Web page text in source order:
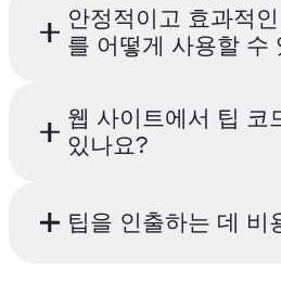
네, Cwallet은
래 수수료도 부과하
안정적이고 효과적
를 어떻게 사용할 수
팁 박스는 암호화폐
구나, 특히 콘텐츠 제
웹 사이트에서 팁 코
있나요?
할 수 있어요! 팁 코드
다양한 형식으로 제
팁을 인출하는 데 비